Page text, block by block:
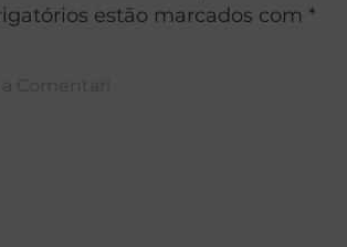
estão marcados com *